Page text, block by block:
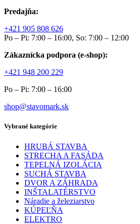
Predajňa:
+421 905 808 626
Po – Pi: 7:00 – 16:00, So: 7:00 – 12:00
Zákaznícka podpora (e-shop):
+421 948 200 229
Po – Pi: 7:00 – 16:00
shop@stavomark.sk
Vybrané kategórie
HRUBÁ STAVBA
STRECHA A FASÁDA
TEPELNÁ IZOLÁCIA
SUCHÁ STAVBA
DVOR A ZÁHRADA
INŠTALATÉRSTVO
Náradie a železiarstvo
KÚPEĽŇA
ELEKTRO